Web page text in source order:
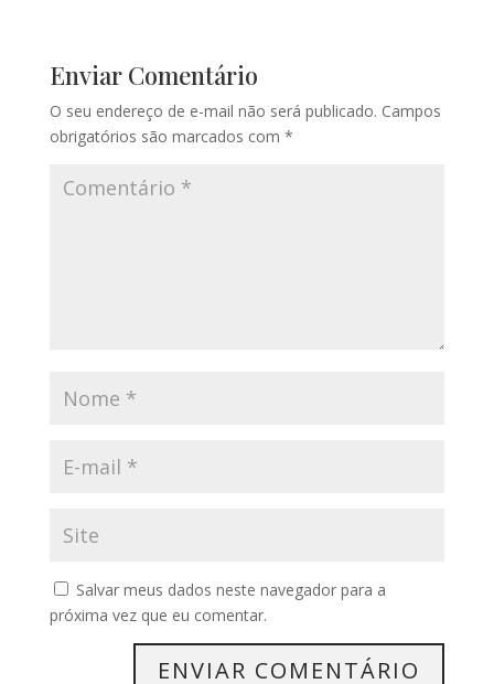
Enviar Comentário
O seu endereço de e-mail não será publicado. Campos
obrigatórios são marcados com *
Salvar meus dados neste navegador para a
próxima vez que eu comentar.